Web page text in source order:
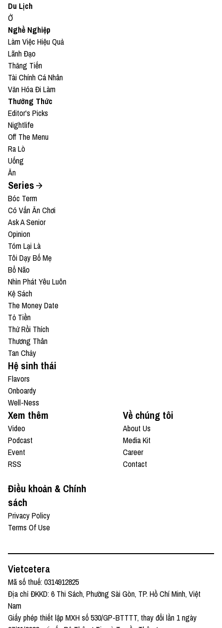
Du Lịch
Ở
Nghề Nghiệp
Làm Việc Hiệu Quả
Lãnh Đạo
Thăng Tiến
Tài Chính Cá Nhân
Văn Hóa Đi Làm
Thưởng Thức
Editor's Picks
Nightlife
Off The Menu
Ra Lò
Uống
Ăn
Series
Bóc Term
Có Vấn Ăn Chơi
Ask A Senior
Opinion
Tóm Lại Là
Tôi Dạy Bố Mẹ
Bổ Não
Nhìn Phát Yêu Luôn
Kệ Sách
The Money Date
Tỏ Tiền
Thử Rồi Thích
Thương Thân
Tan Chảy
Hệ sinh thái
Flavors
Onboardy
Well-Ness
Xem thêm
Video
Podcast
Event
RSS
Về chúng tôi
About Us
Media Kit
Career
Contact
Điều khoản & Chính
sách
Privacy Policy
Terms Of Use
Vietcetera
Mã số thuế: 0314912825
Địa chỉ ĐKKD: 6 Thi Sách, Phường Sài Gòn, TP. Hồ Chí Minh, Việt
Nam
Giấy phép thiết lập MXH số 530/GP-BTTTT, thay đổi lần 1 ngày